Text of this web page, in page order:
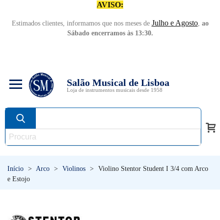
AVISO:
Estimados clientes, informamos que nos meses de Julho e Agosto, ao
Sábado encerramos às 13:30.
Salão Musical de Lisboa
Loja de instrumentos musicais desde 1958
Início > Arco > Violinos >
Violino Stentor Student I 3/4 com Arco
e Estojo